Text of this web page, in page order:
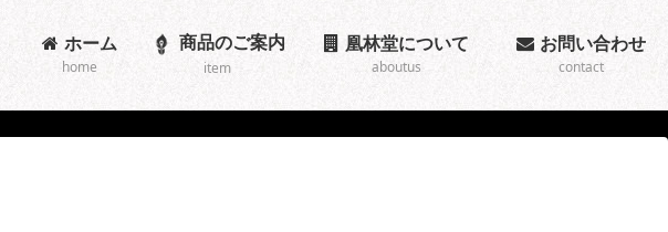
ホーム
home
商品のご案内
item
凰林堂について
aboutus
お問い合わせ
contact